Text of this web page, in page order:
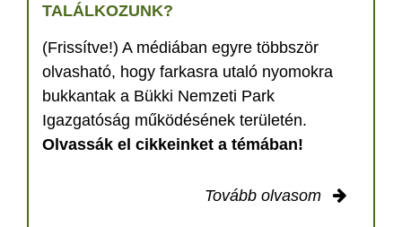
TALÁLKOZUNK?
(Frissítve!) A médiában egyre többször
olvasható, hogy farkasra utaló nyomokra
bukkantak a Bükki Nemzeti Park
Igazgatóság működésének területén.
Olvassák el cikkeinket a témában!
Tovább olvasom